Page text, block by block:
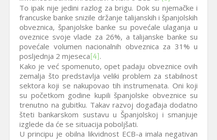
To ipak nije jedini razlog za brigu. Dok su njemačke i
francuske banke snizile držanje talijanskih i španjolskih
obveznica, španjolske banke su povećale ulaganja u
oveznice svoje vlade za 26%, a talijanske banke su
povećale volumen nacionalnih obveznica za 31% u
posljednja 2 mjeseca [4] .
Kako je već spomenuto, opet padaju obveznice ovih
zemalja što predstavlja veliki problem za stabilnost
sektora koji se nakupovao tih instrumenata. Oni koji
su početkom godine kupili španjolske obveznice su
trenutno na gubitku. Takav razvoj događaja dodatno
šteti bankarskom sustavu u Španjolskoj i smanjuje
izglede da će se situacija poboljšati.
U principu je obilna likvidnost ECB-a imala negativan